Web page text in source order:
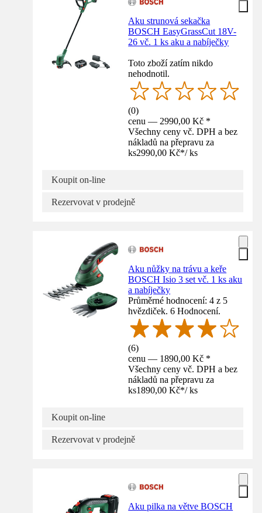
Aku strunová sekačka
BOSCH EasyGrassCut 18V-
26 vč. 1 ks aku a nabíječky
Toto zboží zatím nikdo
nehodnotil.
(0)
cenu — 2990,00 Kč *
Všechny ceny vč. DPH a bez
nákladů na přepravu za
ks2990,00 Kč*/ ks
Koupit on-line
Rezervovat v prodejně
Aku nůžky na trávu a keře
BOSCH Isio 3 set vč. 1 ks aku
a nabíječky
Průměrné hodnocení: 4 z 5
hvězdiček. 6 Hodnocení.
(6)
cenu — 1890,00 Kč *
Všechny ceny vč. DPH a bez
nákladů na přepravu za
ks1890,00 Kč*/ ks
Koupit on-line
Rezervovat v prodejně
Aku pilka na větve BOSCH